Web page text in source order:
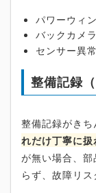
パワーウィ
バックカメ
センサー異
整備記録
整備記録がきち
れだけ丁寧に
が無い場合、
らず、故障リス